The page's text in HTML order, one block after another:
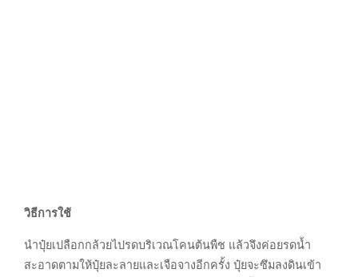
วิธีการใช้
นำปุ๋ยเปลือกกล้วยไปรดบริเวณโคนต้นพืช แล้วจึงค่อยรดน้ำ
สะอาดตามให้ปุ๋ยละลายและเจือจางอีกครั้ง ปุ๋ยจะซึมลงดินเข้า